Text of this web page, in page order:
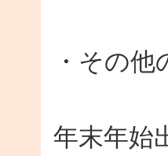
・その
年末年始